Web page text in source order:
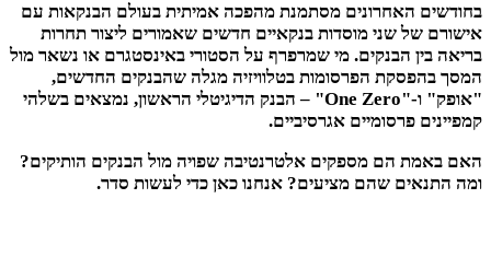
בחודשים האחרונים מסתמנת מהפכה אמיתית בעולם הבנקאות עם
אישורם של שני מוסדות בנקאיים חדשים שאמורים ליצור תחרות
בריאה בין הבנקים. מי שמרפרף על הסטורי באינסטגרם או נשאר מול
המסך בהפסקת הפרסומות בטלוויזיה מגלה שהבנקים החדשים,
"אופק" ו-"One Zero" – הבנק הדיגיטלי הראשון, נמצאים בשלהי
קמפיינים פרסומיים אגרסיביים.
האם באמת הם מספקים אלטרנטיבה שפויה מול הבנקים הותיקים?
ומה התנאים שהם מציעים? אנחנו כאן כדי לעשות סדר.